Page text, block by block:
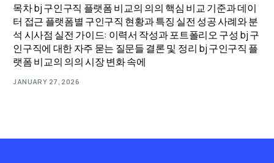
목차 bj 구인구직 플랫폼 비교의 의의 핵심 비교 기준과 데이
터 접근 플랫폼별 구인구직 현황과 특징 실전 성공 사례와 분
석 시사점 실전 가이드: 이력서 작성과 포트폴리오 구성 bj 구
인구직에 대한 자주 묻는 질문들 결론 및 정리 bj 구인구직 플
랫폼 비교의 의의 시장 변화 속에
JANUARY 27, 2026